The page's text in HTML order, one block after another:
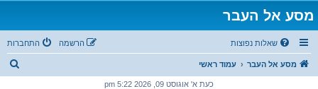
מסע אל העבר
שאלות נפוצות התחברות הרשמה
מסע אל העבר עמוד ראשי
כעת א' אוגוסט 09, 2026 5:22 pm